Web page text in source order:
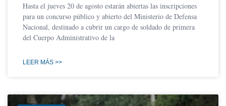
Hasta el jueves 20 de agosto estarán abiertas las inscripciones
para un concurso público y abierto del Ministerio de Defensa
Nacional, destinado a cubrir un cargo de soldado de primera
del Cuerpo Administrativo de la
LEER MÁS >>